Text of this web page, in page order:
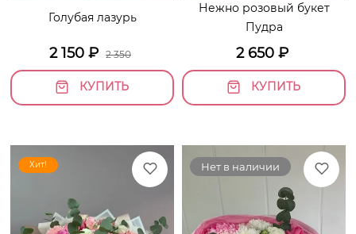
Голубая лазурь
2 150 ₽ 2 350
КУПИТЬ
Нежно розовый букет
Пудра
2 650₽
КУПИТЬ
Хит! Нет в наличии